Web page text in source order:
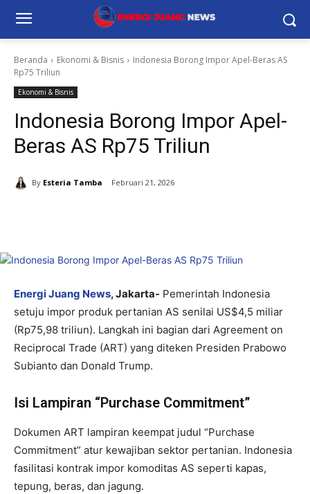
Beranda Ekonomi & Bisnis
Indonesia Borong Impor Apel-Beras AS
Rp75 Triliun
Ekonomi & Bisnis
Indonesia Borong Impor Apel-
Beras AS Rp75 Triliun
By Esteria Tamba Februari 21, 2026
Energi Juang News, Jakarta- Pemerintah Indonesia
setuju impor produk pertanian AS senilai US$4,5 miliar
(Rp75,98 triliun). Langkah ini bagian dari Agreement on
Reciprocal Trade (ART) yang diteken Presiden Prabowo
Subianto dan Donald Trump.
Isi Lampiran “Purchase Commitment”
Dokumen ART lampiran keempat judul “Purchase
Commitment” atur kewajiban sektor pertanian. Indonesia
fasilitasi kontrak impor komoditas AS seperti kapas,
tepung, beras, dan jagung.